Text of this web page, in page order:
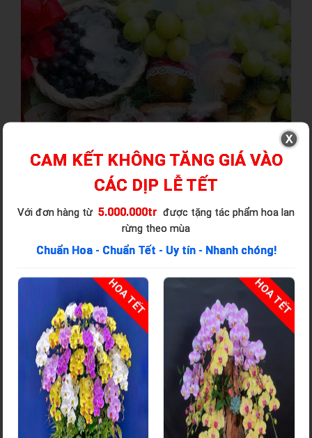
Giỏ Trái Cây - TC112
Mã sản phẩm: S000898
CAM KẾT KHÔNG TĂNG GIÁ VÀO
CÁC DỊP LỄ TẾT
Với đơn hàng từ 5.000.000tr được tặng tác phẩm hoa lan
rừng theo mùa
Chuẩn Hoa - Chuẩn Tết - Uy tín - Nhanh chóng!
HOA TẾT HOA TẾT